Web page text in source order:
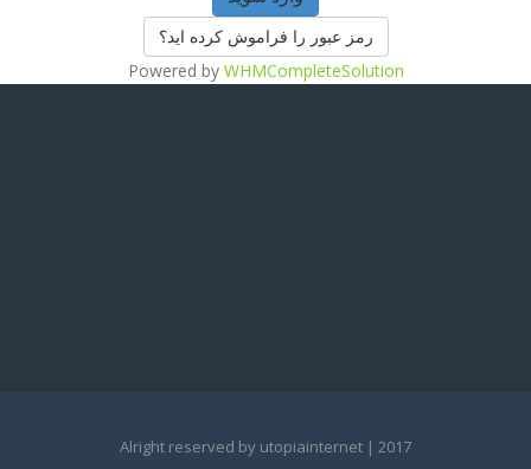
رمز عبور را فراموش کرده اید؟
Powered by WHMCompleteSolution
Alright reserved by utopiainternet | 2017